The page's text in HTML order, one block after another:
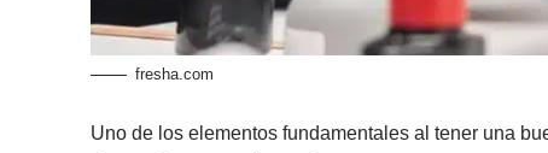
fresha.com
Uno de los elementos fundamentales al tener una